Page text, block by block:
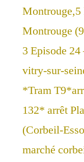
Montrouge,5
Montrouge
3 Episode
vitry-sur-
*Tram
132* arrêt
(Corbeil-
marché